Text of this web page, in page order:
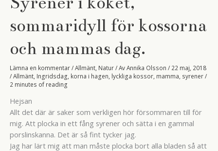
sommaridyll för kossorna
och mammas dag.
Lämna en kommentar/Allmänt Natur/ AvAnnika Olsson / 22 maj, 2018
/Allmänt Ingridsdag korna i hagen lyckliga kossor mamma syrener/
2 minutes of reading
Hejsan
Allt det där är saker som verkligen hör försommaren till för
mig. Att plocka in ett fång syrener och sätta i en gammal
porslinskanna. Det är så fint tycker jag.
Jag har lärt mig att man måste plocka bort alla bladen så att